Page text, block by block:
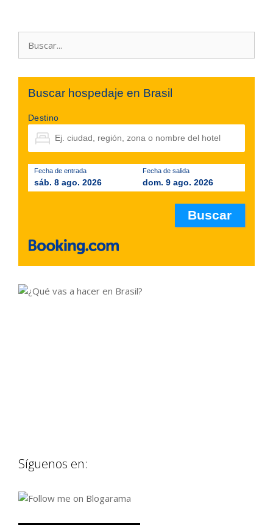
Buscar hospedaje en Brasil
Destino
Fecha de entrada
sáb. 8 ago. 2026
Fecha de salida
dom. 9 ago. 2026
Síguenos en: